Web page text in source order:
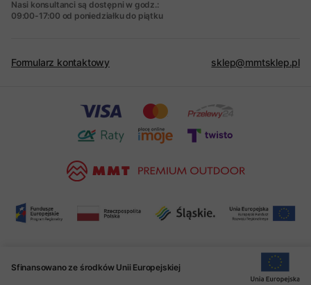
Nasi konsultanci są dostępni w godz.:
09:00-17:00 od poniedziałku do piątku
Formularz kontaktowy sklep@mmtsklep.pl
Sfinansowano ze środków Unii Europejskiej